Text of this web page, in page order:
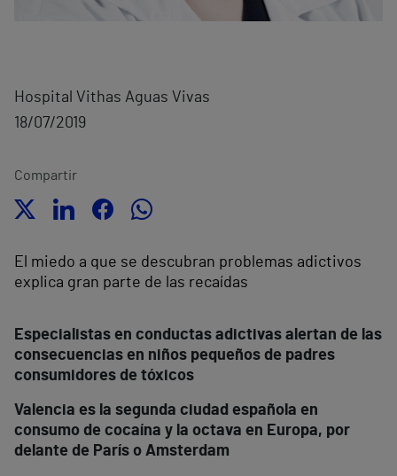
Hospital Vithas Aguas Vivas
18/07/2019
Compartir
El miedo a que se descubran problemas adictivos
explica gran parte de las recaídas
Especialistas en conductas adictivas alertan de las
consecuencias en niños pequeños de padres
consumidores de tóxicos
Valencia es la segunda ciudad española en
consumo de cocaína y la octava en Europa, por
delante de París o Amsterdam